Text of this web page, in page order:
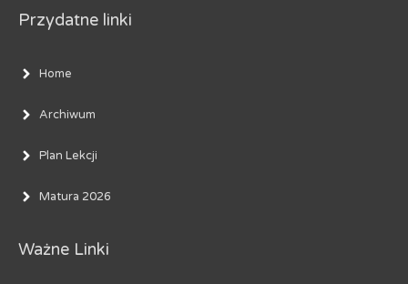
Przydatne linki
Home
Archiwum
Plan Lekcji
Matura 2026
Ważne Linki